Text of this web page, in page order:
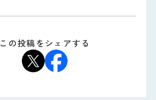
この投稿をシェアする